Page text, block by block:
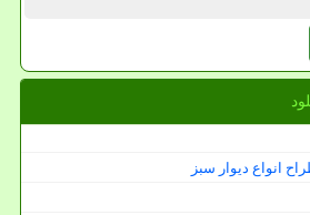
انواع دیوار سبز